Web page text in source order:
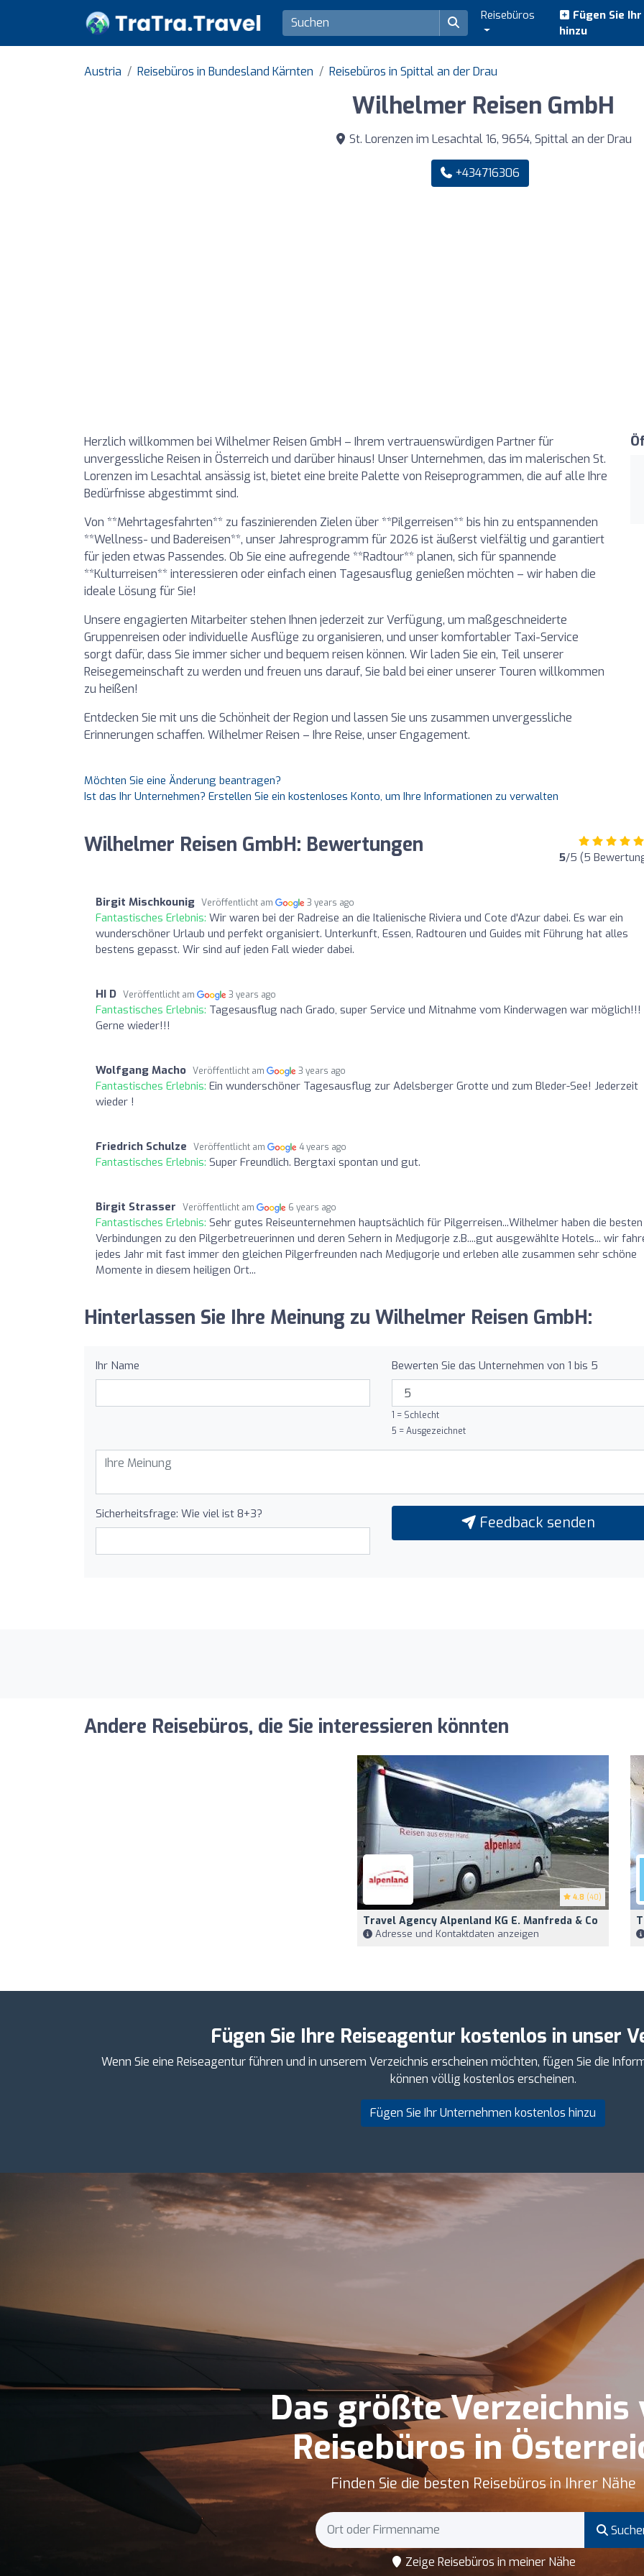
Reisebüros
Fügen Sie
hinzu
Austria Reisebüros in Bundesland Kärnten Reisebüros in Spittal an der Drau
Wilhelmer Reisen GmbH
St. Lorenzen im Lesachtal 16, 9654, Spittal an der Drau
+434716306
Herzlich willkommen bei Wilhelmer Reisen GmbH – Ihrem vertrauenswürdigen Partner für
unvergessliche Reisen in Österreich und darüber hinaus! Unser Unternehmen, das im malerischen St.
Lorenzen im Lesachtal ansässig ist, bietet eine breite Palette von Reiseprogrammen, die auf alle Ihre
Bedürfnisse abgestimmt sind.
Von **Mehrtagesfahrten** zu faszinierenden Zielen über **Pilgerreisen** bis hin zu entspannenden
**Wellness- und Badereisen**, unser Jahresprogramm für 2026 ist äußerst vielfältig und garantiert
für jeden etwas Passendes. Ob Sie eine aufregende **Radtour** planen, sich für spannende
**Kulturreisen** interessieren oder einfach einen Tagesausflug genießen möchten – wir haben die
ideale Lösung für Sie!
Unsere engagierten Mitarbeiter stehen Ihnen jederzeit zur Verfügung, um maßgeschneiderte
Gruppenreisen oder individuelle Ausflüge zu organisieren, und unser komfortabler Taxi-Service
sorgt dafür, dass Sie immer sicher und bequem reisen können. Wir laden Sie ein, Teil unserer
Reisegemeinschaft zu werden und freuen uns darauf, Sie bald bei einer unserer Touren willkommen
zu heißen!
Entdecken Sie mit uns die Schönheit der Region und lassen Sie uns zusammen unvergessliche
Erinnerungen schaffen. Wilhelmer Reisen – Ihre Reise, unser Engagement.
Möchten Sie eine Änderung beantragen?
Ist das Ihr Unternehmen? Erstellen Sie ein kostenloses Konto, um Ihre Informationen zu verwalten
Wilhelmer Reisen GmbH: Bewertungen 5/5 (5
Birgit Mischkounig Veröffentlicht am 3 years ago
Fantastisches Erlebnis: Wir waren bei der Radreise an die Italienische Riviera und Cote d'Azur dabei. Es war ein
wunderschöner Urlaub und perfekt organisiert. Unterkunft, Essen, Radtouren und Guides mit Führung hat alles
bestens gepasst. Wir sind auf jeden Fall wieder dabei.
HI D Veröffentlicht am 3 years ago
Fantastisches Erlebnis: Tagesausflug nach Grado, super Service und Mitnahme vom Kinderwagen war möglich!!!
Gerne wieder!!!
Wolfgang Macho Veröffentlicht am 3 years ago
Fantastisches Erlebnis: Ein wunderschöner Tagesausflug zur Adelsberger Grotte und zum Bleder-See! Jederzeit
wieder !
Friedrich Schulze Veröffentlicht am 4 years ago
Fantastisches Erlebnis: Super Freundlich. Bergtaxi spontan und gut.
Birgit Strasser Veröffentlicht am 6 years ago
Fantastisches Erlebnis: Sehr gutes Reiseunternehmen hauptsächlich für Pilgerreisen...Wilhelmer haben die besten
Verbindungen zu den Pilgerbetreuerinnen und deren Sehern in Medjugorje z.B....gut ausgewählte Hotels... wir
jedes Jahr mit fast immer den gleichen Pilgerfreunden nach Medjugorje und erleben alle zusammen sehr schöne
Momente in diesem heiligen Ort...
Hinterlassen Sie Ihre Meinung zu Wilhelmer Reisen GmbH:
Ihr Name Bewerten Sie das Unternehmen von 1 bis 5
1 = Schlecht
5 = Ausgezeichnet
Sicherheitsfrage: Wie viel ist 8+3? Feedback senden
Andere Reisebüros, die Sie interessieren könnten
4.8 (40)
Travel Agency Alpenland KG E. Manfreda & Co
Adresse und Kontaktdaten anzeigen
Fügen Sie Ihre Reiseagentur kostenlos in unser
Wenn Sie eine Reiseagentur führen und in unserem Verzeichnis erscheinen möchten, fügen Sie die
können völlig kostenlos erscheinen.
Fügen Sie Ihr Unternehmen kostenlos hinzu
Das größte Verzeichnis
Reisebüros in
Finden Sie die besten Reisebüros in Ihrer Nähe
Zeige Reisebüros in meiner Nähe